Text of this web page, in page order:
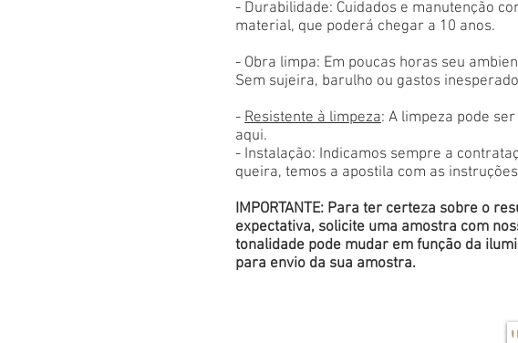
- Durabilidade: Cuidados e manutenção
material, que poderá chegar a 10 anos.
- Obra limpa: Em poucas horas seu
Sem sujeira, barulho ou gastos
- Resistente à limpeza: A limpeza pode
aqui.
- Instalação: Indicamos sempre a
queira, temos a apostila com as
IMPORTANTE: Para ter certeza sobre o
expectativa, solicite uma amostra com
tonalidade pode mudar em função da
para envio da sua amostra.